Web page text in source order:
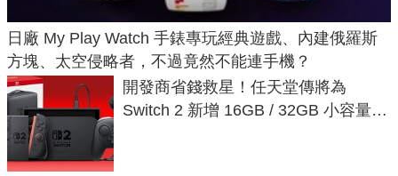
日廠 My Play Watch 手錶專玩經典遊戲、內建俄羅斯
方塊、太空侵略者，不過竟然不能連手機？
開發商省錢救星！任天堂傳將為
Switch 2 新增 16GB / 32GB 小容量遊